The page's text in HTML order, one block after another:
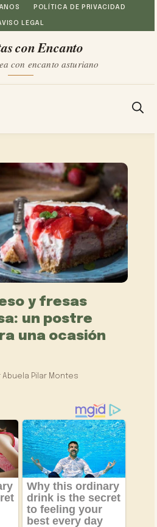
POLÍTICA DE PRIVACIDAD
LEGAL
con Encanto
con encanto asturiano
y fresas
un postre
una ocasión
Abuela Pilar Montes